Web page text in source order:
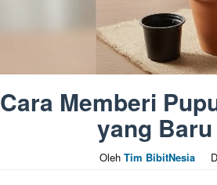
Cara Memberi
yang
Oleh Tim BibitNesia